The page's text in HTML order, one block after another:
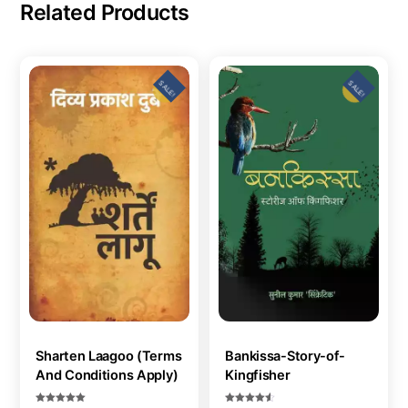
Related Products
SALE!
Sharten Laagoo (Terms
And Conditions Apply)
SALE!
Bankissa-Story-of-
Kingfisher